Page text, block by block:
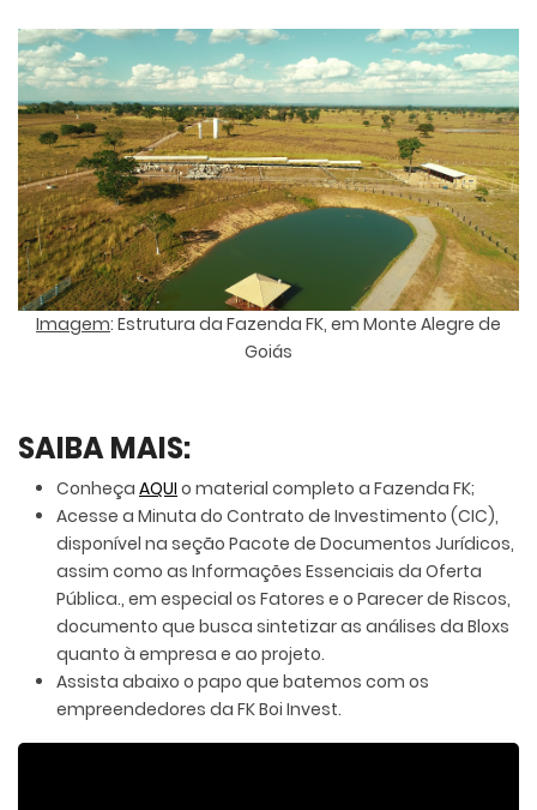
Imagem: Estrutura da Fazenda FK, em Monte Alegre de
Goiás
SAIBA MAIS:
Conheça AQUI o material completo a Fazenda FK;
Acesse a Minuta do Contrato de Investimento (CIC),
disponível na seção Pacote de Documentos Jurídicos,
assim como as Informações Essenciais da Oferta
Pública., em especial os Fatores e o Parecer de Riscos,
documento que busca sintetizar as análises da Bloxs
quanto à empresa e ao projeto.
Assista abaixo o papo que batemos com os
empreendedores da FK Boi Invest.